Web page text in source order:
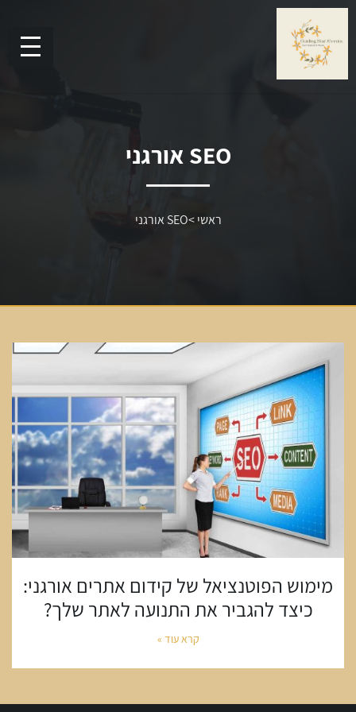
SEO אורגני
ראשי>SEO אורגני
מימוש הפוטנציאל של קידום אתרים אורגני:
כיצד להגביר את התנועה לאתר שלך?
קרא עוד »